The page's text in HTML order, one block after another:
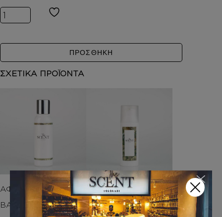
Inspired by ΒΑΝΙΛΙΑ - THE SCENT GEL ποσότητα
ΠΡΟΣΘΗΚΗ
ΣΧΕΤΙΚΑ ΠΡΟΪΟΝΤΑ
ΑΦΡΟΛΟΥΤΡΑ
ΒΑΝΙΛΙΑ –
HAND CREAM
Inspired by ΒΑΝΙΛΙΑ
– THE SCENT